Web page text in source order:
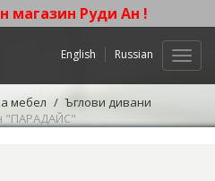
магазин Руди Ан !
English Russian
мебел
Ъглови дивани
"ПАРАДАЙС"